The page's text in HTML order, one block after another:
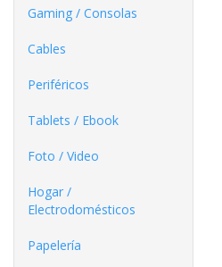
Gaming / Consolas
Cables
Periféricos
Tablets / Ebook
Foto / Video
Hogar /
Electrodomésticos
Papelería